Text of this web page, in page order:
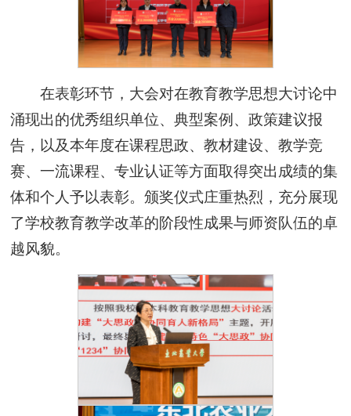
在表彰环节，大会对在教育教学思想大讨论中
涌现出的优秀组织单位、典型案例、政策建议报
告，以及本年度在课程思政、教材建设、教学竞
赛、一流课程、专业认证等方面取得突出成绩的集
体和个人予以表彰。颁奖仪式庄重热烈，充分展现
了学校教育教学改革的阶段性成果与师资队伍的卓
越风貌。